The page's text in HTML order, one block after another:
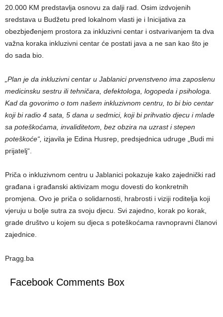
20.000 KM predstavlja osnovu za dalji rad. Osim izdvojenih
sredstava u Budžetu pred lokalnom vlasti je i Inicijativa za
obezbjeđenjem prostora za inkluzivni centar i ostvarivanjem ta dva
važna koraka inkluzivni centar će postati java a ne san kao što je
do sada bio.
„Plan je da inkluzivni centar u Jablanici prvenstveno ima zaposlenu
medicinsku sestru ili tehničara, defektologa, logopeda i psihologa.
Kad da govorimo o tom našem inkluzivnom centru, to bi bio centar
koji bi radio 4 sata, 5 dana u sedmici, koji bi prihvatio djecu i mlade
sa poteškoćama, invaliditetom, bez obzira na uzrast i stepen
poteškoće“, izjavila je Edina Husrep, predsjednica udruge „Budi mi
prijatelj“.
Priča o inkluzivnom centru u Jablanici pokazuje kako zajednički rad
građana i građanski aktivizam mogu dovesti do konkretnih
promjena. Ovo je priča o solidarnosti, hrabrosti i viziji roditelja koji
vjeruju u bolje sutra za svoju djecu. Svi zajedno, korak po korak,
grade društvo u kojem su djeca s poteškoćama ravnopravni članovi
zajednice.
Pragg.ba
Facebook Comments Box